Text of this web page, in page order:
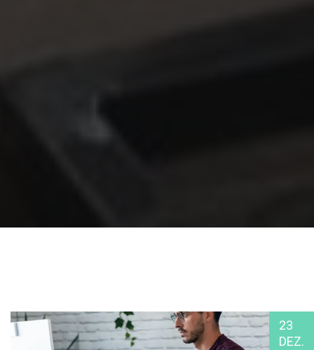
23
DEZ.